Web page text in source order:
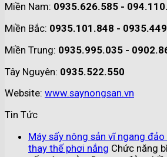
Miền Nam: 0935.626.585 -
Miền Bắc: 0935.101.848 -
Miền Trung: 0935.995.035 -
Tây Nguyên: 0935.522.550
Website: www.saynongsan.vn
Tin Tức
Máy sấy nông sản vĩ ngang
thay thế phơi nắng Chức năng